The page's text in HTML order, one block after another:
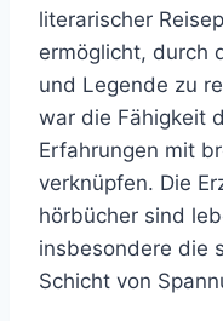
literarischer
ermöglicht, durch
und Legende zu
war die Fähigkeit
Erfahrungen mit
verknüpfen. Die
hörbücher sind
insbesondere die
Schicht von